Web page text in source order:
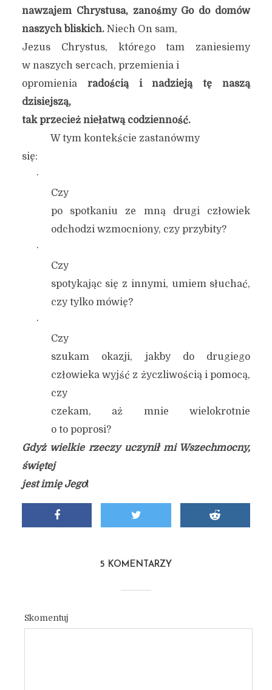
nawzajem Chrystusa, zanośmy Go do domów
naszych bliskich.Niech On sam,
Jezus Chrystus, którego tam zaniesiemy
w naszych sercach, przemienia i
opromienia radością i nadzieją tę naszą
dzisiejszą,
tak przecież niełatwą codzienność.
W tym kontekście zastanówmy
się:
·
Czy
po spotkaniu ze mną drugi człowiek
odchodzi wzmocniony, czy przybity?
·
Czy
spotykając się z innymi, umiem słuchać,
czy tylko mówię?
·
Czy
szukam okazji, jakby do drugiego
człowieka wyjść z życzliwością i pomocą,
czy
czekam, aż mnie wielokrotnie
o to poprosi?
Gdyż wielkie rzeczy uczynił mi Wszechmocny,
świętej
jest imię Jego!
5 KOMENTARZY
Skomentuj